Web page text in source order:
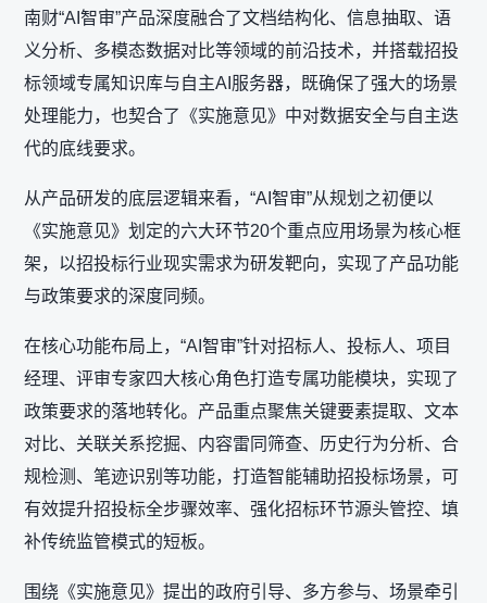
南财“AI智审”产品深度融合了文档结构化、信息抽取、语
义分析、多模态数据对比等领域的前沿技术，并搭载招投
标领域专属知识库与自主AI服务器，既确保了强大的场景
处理能力，也契合了《实施意见》中对数据安全与自主迭
代的底线要求。
从产品研发的底层逻辑来看，“AI智审”从规划之初便以
《实施意见》划定的六大环节20个重点应用场景为核心框
架，以招投标行业现实需求为研发靶向，实现了产品功能
与政策要求的深度同频。
在核心功能布局上，“AI智审”针对招标人、投标人、项目
经理、评审专家四大核心角色打造专属功能模块，实现了
政策要求的落地转化。产品重点聚焦关键要素提取、文本
对比、关联关系挖掘、内容雷同筛查、历史行为分析、合
规检测、笔迹识别等功能，打造智能辅助招投标场景，可
有效提升招投标全步骤效率、强化招标环节源头管控、填
补传统监管模式的短板。
围绕《实施意见》提出的政府引导、多方参与、场景牵引